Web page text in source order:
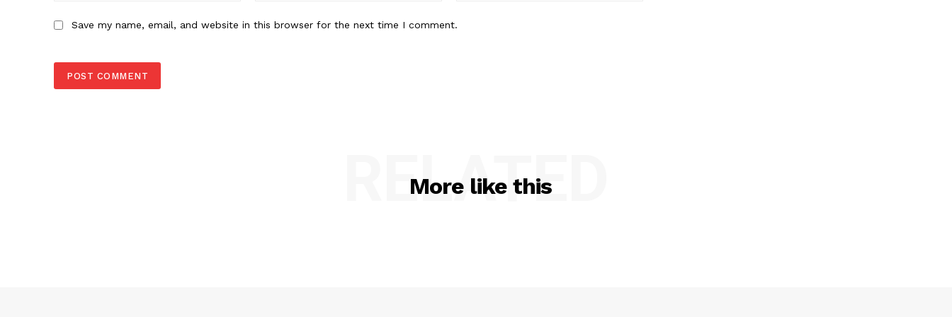
Save my name, email, and website in this browser for the next time I comment.
More like this
RELATED